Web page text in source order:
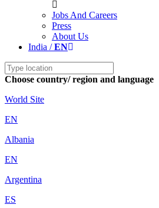
Jobs And Careers
Press
About Us
India /EN
Choose country/ region and language
World Site
EN
Albania
EN
Argentina
ES